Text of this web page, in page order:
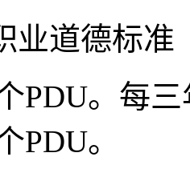
业道德标准
PDU。每
PDU。